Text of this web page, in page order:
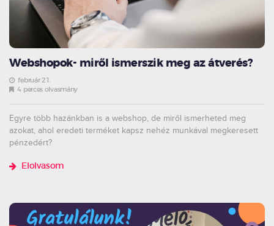
Webshopok- miről ismerszik meg az átverés?
február 21.
4 perces olvasmány
Egyre több hazánkban is a webshop, de miről ismerheted meg
azokat, ahol eredeti terméket kapsz nehéz munkával megkeresett
pénzedért?
Elolvasom